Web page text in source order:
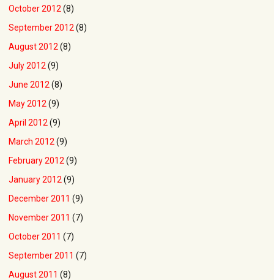
October 2012 (8)
September 2012 (8)
August 2012 (8)
July 2012 (9)
June 2012 (8)
May 2012 (9)
April 2012 (9)
March 2012 (9)
February 2012 (9)
January 2012 (9)
December 2011 (9)
November 2011 (7)
October 2011 (7)
September 2011 (7)
August 2011 (8)